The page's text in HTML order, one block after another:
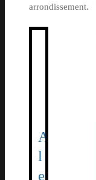
arrondissement.
A
l
e